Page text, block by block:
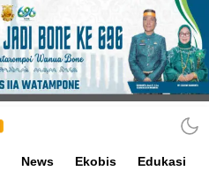
News Ekobis Edukasi